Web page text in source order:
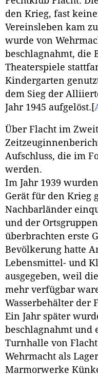
den Krieg, fast
Vereinsleben kam
wurde von
beschlagnahmt, die
Theaterspiele
Kindergarten
dem Sieg der
Jahr 1945 aufgelöst. [
Über Flacht im
Aufschluss, die im
werden.
Im Jahr 1939
Gerät für den Krieg
Nachbarländer
und der
überbrachten erste
Bevölkerung hatte
Lebensmittel- und
ausgegeben, weil
mehr verfügbar
Wasserbehälter der
Ein Jahr später
beschlagnahmt und
Turnhalle von
Wehrmacht als
Marmorwerke